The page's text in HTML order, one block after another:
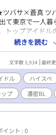
ツバサ×蒼真 ​ツ
て東京で一人
トップアイドル
ツバサの母に
言すると、ツ
と同じマンショ
ツバサを強く
い」と熱く語る
つための新生活
始まり……
続きを読む
文字数 3,934 最終
ドル ハイスペ
プ​ 濃密BL
イント : 0